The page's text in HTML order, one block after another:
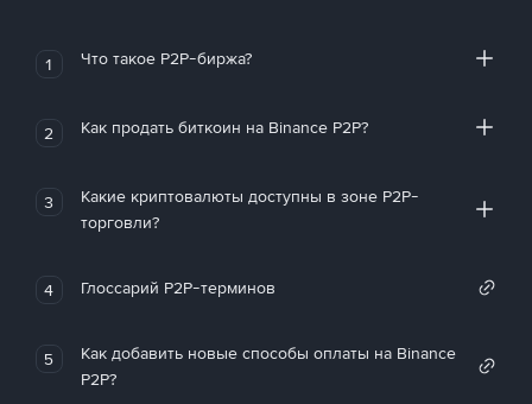
1 Что такое P2P-биржа?
2 Как продать биткоин на Binance P2P?
3
Какие криптовалюты доступны в зоне P2P-
торговли?
4 Глоссарий P2P-терминов
5
Как добавить новые способы оплаты на Binance
P2P?